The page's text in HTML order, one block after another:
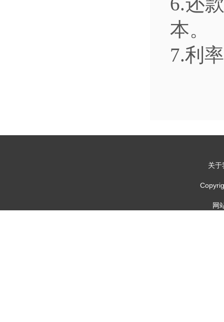
本。
7.利
关于
网